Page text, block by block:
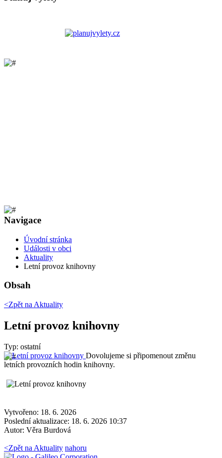
Navigace
Úvodní stránka
Události v obci
Aktuality
Letní provoz knihovny
Obsah
<Zpět na Aktuality
Letní provoz knihovny
Typ: ostatní
Dovolujeme si připomenout změnu
letních provozních hodin knihovny.
Vytvořeno: 18. 6. 2026
Poslední aktualizace: 18. 6. 2026 10:37
Autor: Věra Burdová
<Zpět na Aktuality nahoru